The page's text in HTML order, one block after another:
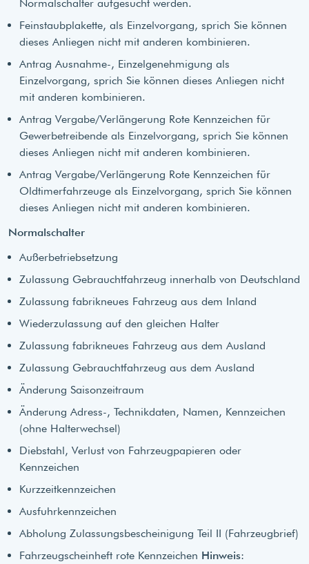
Normalschalter aufgesucht werden.
Feinstaubplakette, als Einzelvorgang, sprich Sie können
dieses Anliegen nicht mit anderen kombinieren.
Antrag Ausnahme-, Einzelgenehmigung als
Einzelvorgang, sprich Sie können dieses Anliegen nicht
mit anderen kombinieren.
Antrag Vergabe/Verlängerung Rote Kennzeichen für
Gewerbetreibende als Einzelvorgang, sprich Sie können
dieses Anliegen nicht mit anderen kombinieren.
Antrag Vergabe/Verlängerung Rote Kennzeichen für
Oldtimerfahrzeuge als Einzelvorgang, sprich Sie können
dieses Anliegen nicht mit anderen kombinieren.
Normalschalter
Außerbetriebsetzung
Zulassung Gebrauchtfahrzeug innerhalb von Deutschland
Zulassung fabrikneues Fahrzeug aus dem Inland
Wiederzulassung auf den gleichen Halter
Zulassung fabrikneues Fahrzeug aus dem Ausland
Zulassung Gebrauchtfahrzeug aus dem Ausland
Änderung Saisonzeitraum
Änderung Adress-, Technikdaten, Namen, Kennzeichen
(ohne Halterwechsel)
Diebstahl, Verlust von Fahrzeugpapieren oder
Kennzeichen
Kurzzeitkennzeichen
Ausfuhrkennzeichen
Abholung Zulassungsbescheinigung Teil II (Fahrzeugbrief)
Fahrzeugscheinheft rote Kennzeichen Hinweis: